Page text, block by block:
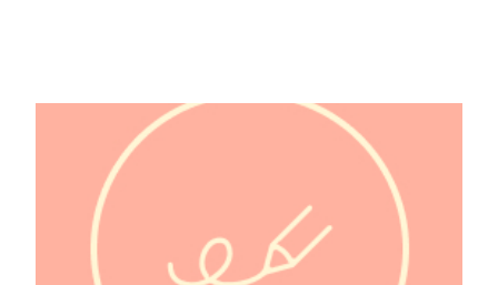
Farid al-din 'Attâr